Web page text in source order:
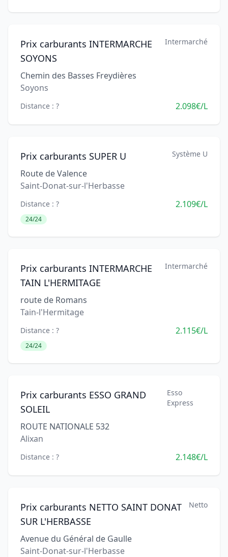
Prix carburants INTERMARCHE
SOYONS
Intermarché
Chemin des Basses Freydières
Soyons
Distance : ? 2.098€/L
Prix carburants SUPER U Système U
Route de Valence
Saint-Donat-sur-l'Herbasse
Distance : ? 2.109€/L
24/24
Prix carburants INTERMARCHE
TAIN L'HERMITAGE
Intermarché
route de Romans
Tain-l'Hermitage
Distance : ? 2.115€/L
24/24
Prix carburants ESSO GRAND
SOLEIL
Esso
Express
ROUTE NATIONALE 532
Alixan
Distance : ? 2.148€/L
Prix carburants NETTO SAINT DONAT
SUR L'HERBASSE
Netto
Avenue du Général de Gaulle
Saint-Donat-sur-l'Herbasse